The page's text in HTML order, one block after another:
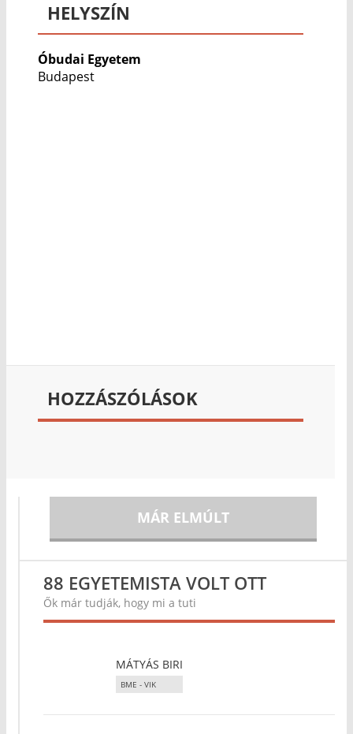
HELYSZÍN
Óbudai Egyetem
Budapest
HOZZÁSZÓLÁSOK
MÁR ELMÚLT
88 EGYETEMISTA VOLT OTT
Ők már tudják, hogy mi a tuti
MÁTYÁS BIRI
BME - VIK